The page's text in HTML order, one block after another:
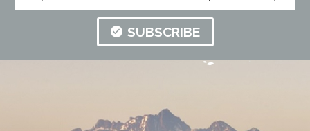
SUBSCRIBE